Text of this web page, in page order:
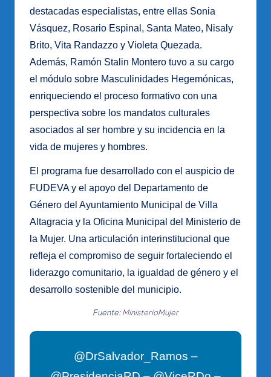
destacadas especialistas, entre ellas Sonia
Vásquez, Rosario Espinal, Santa Mateo, Nisaly
Brito, Vita Randazzo y Violeta Quezada.
Además, Ramón Stalin Montero tuvo a su cargo
el módulo sobre Masculinidades Hegemónicas,
enriqueciendo el proceso formativo con una
perspectiva sobre los mandatos culturales
asociados al ser hombre y su incidencia en la
vida de mujeres y hombres.
El programa fue desarrollado con el auspicio de
FUDEVA y el apoyo del Departamento de
Género del Ayuntamiento Municipal de Villa
Altagracia y la Oficina Municipal del Ministerio de
la Mujer. Una articulación interinstitucional que
refleja el compromiso de seguir fortaleciendo el
liderazgo comunitario, la igualdad de género y el
desarrollo sostenible del municipio.
Fuente:MinisterioMujer
@DrSalvador_Ramos –